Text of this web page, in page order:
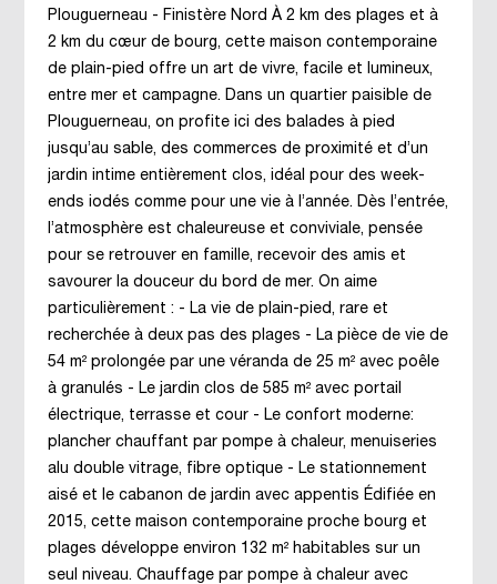
Plouguerneau - Finistère Nord À 2 km des plages et à
2 km du cœur de bourg, cette maison contemporaine
de plain-pied offre un art de vivre, facile et lumineux,
entre mer et campagne. Dans un quartier paisible de
Plouguerneau, on profite ici des balades à pied
jusqu’au sable, des commerces de proximité et d’un
jardin intime entièrement clos, idéal pour des week-
ends iodés comme pour une vie à l’année. Dès l’entrée,
l’atmosphère est chaleureuse et conviviale, pensée
pour se retrouver en famille, recevoir des amis et
savourer la douceur du bord de mer. On aime
particulièrement : - La vie de plain-pied, rare et
recherchée à deux pas des plages - La pièce de vie de
54 m² prolongée par une véranda de 25 m² avec poêle
à granulés - Le jardin clos de 585 m² avec portail
électrique, terrasse et cour - Le confort moderne:
plancher chauffant par pompe à chaleur, menuiseries
alu double vitrage, fibre optique - Le stationnement
aisé et le cabanon de jardin avec appentis Édifiée en
2015, cette maison contemporaine proche bourg et
plages développe environ 132 m² habitables sur un
seul niveau. Chauffage par pompe à chaleur avec